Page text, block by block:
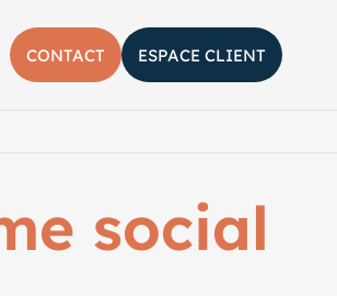
recherche
CONTACT ESPACE CLIENT
social